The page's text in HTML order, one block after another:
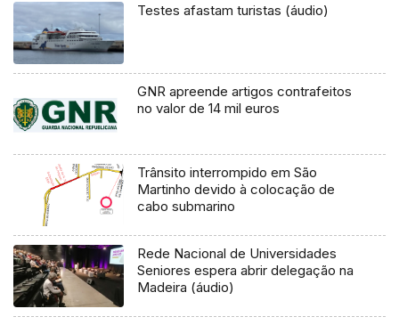
Testes afastam turistas (áudio)
GNR apreende artigos contrafeitos
no valor de 14 mil euros
Trânsito interrompido em São
Martinho devido à colocação de
cabo submarino
Rede Nacional de Universidades
Seniores espera abrir delegação na
Madeira (áudio)